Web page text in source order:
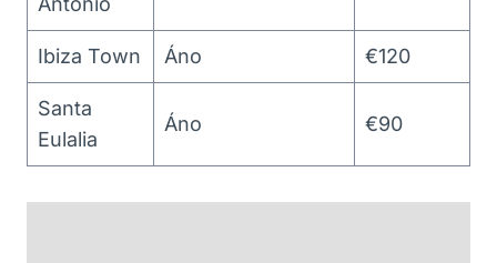
Ibiza Town Áno €120
Santa
Eulalia
Áno €90